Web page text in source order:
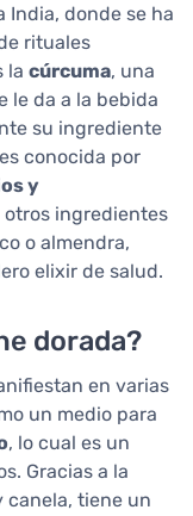
India, donde se ha
rituales
la cúrcuma, una
le da a la bebida
su ingrediente
conocida por
y
otros ingredientes
o almendra,
elixir de salud.
dorada?
en varias
un medio para
, lo cual es un
Gracias a la
canela, tiene un